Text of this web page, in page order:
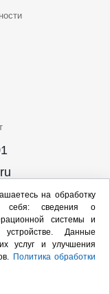
120 на обработку
себя: сведения о
системы и
Данные
услуг и улучшения
Политика обработки